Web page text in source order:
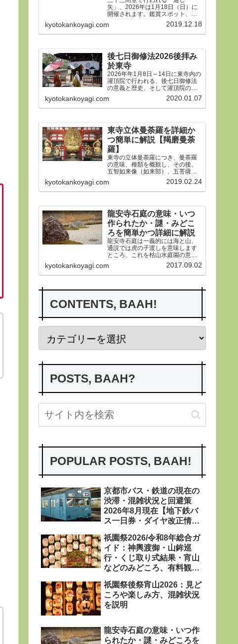
矢」、2026年は1月18日（日）に
開催されます。鑑賞スポット、タ
イムスケジュール、ルールや歴
史、そして三十三間堂の概要、ア
クセス方法などをご紹介します。
kyotokankoyagi.com 2019.12.18
後七日御修法2026後拝み
於東寺
2026年年1月8日～14日に東寺内の
灌頂院で行われる、後七日御修法
の意義と歴史、そして灌頂院の内
部で何をするのかを解説した後、
14日の「後拝み」での灌頂院参拝
方法などをご紹介します。合掌。
kyotokankoyagi.com 2020.01.07
東寺立体曼荼羅を詳細か
つ簡単に解説【羯磨曼荼
羅】
東寺の立体曼荼羅につき、曼荼羅
の意味、種類を概観し、その後、
五智如来像（如来部）、五菩薩像
（菩薩部）、五大明王像（明王
部）につき、21体すべて、一体ず
つ簡潔にわかりやすく解説しま
kyotokankoyagi.com 2019.02.24
龍安寺石庭の意味・いつ
作られたか・謎・みどこ
ろを簡単かつ詳細に解説
龍安寺石庭は一義的には海と山、
通説では虎の子渡しを意味します
ところ、これを枯山水庭園の意義
から詳らかにします。その後、い
つ作られたかなど龍安寺の歴史や
謎、みどころにつき紹介申し上げ
kyotokankoyagi.com 2017.09.02
CONTENTS, BAAH!
POSTS, BAAH?
POPULAR POSTS, BAAH!
京都市バス・鉄道の現在の
渋滞・混雑状況と回避策
2026年8月現在【地下鉄バ
ス一日券・ダイヤ改正情報
祇園祭2026/令和8年総合ガ
イド：神輿渡御・山鉾巡
行・くじ取り式結果・宵山
などのみどころ、有料観覧
などを網羅
祇園祭後祭宵山2026：見ど
ころや楽しみ方、混雑状況
を説明
龍安寺石庭の意味・いつ作
られたか・謎・みどころを